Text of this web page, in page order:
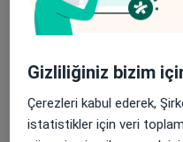
CIN 2 Tedavisi
Cinsel Problemler
Cinsel Terapi
Gizliliğiniz bizim
Çerezleri kabul ederek,
istatistikler için veri